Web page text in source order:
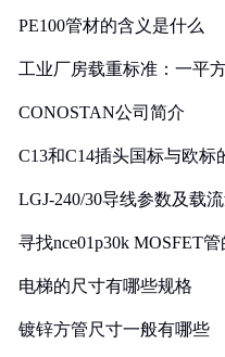
PE100管材的含义是什么
工业厂房载重标准：一平
CONOSTAN公司简介
C13和C14插头国标与欧标
LGJ-240/30导线参数及载
寻找nce01p30k MOSFET
电梯的尺寸有哪些规格
镀锌方管尺寸一般有哪些